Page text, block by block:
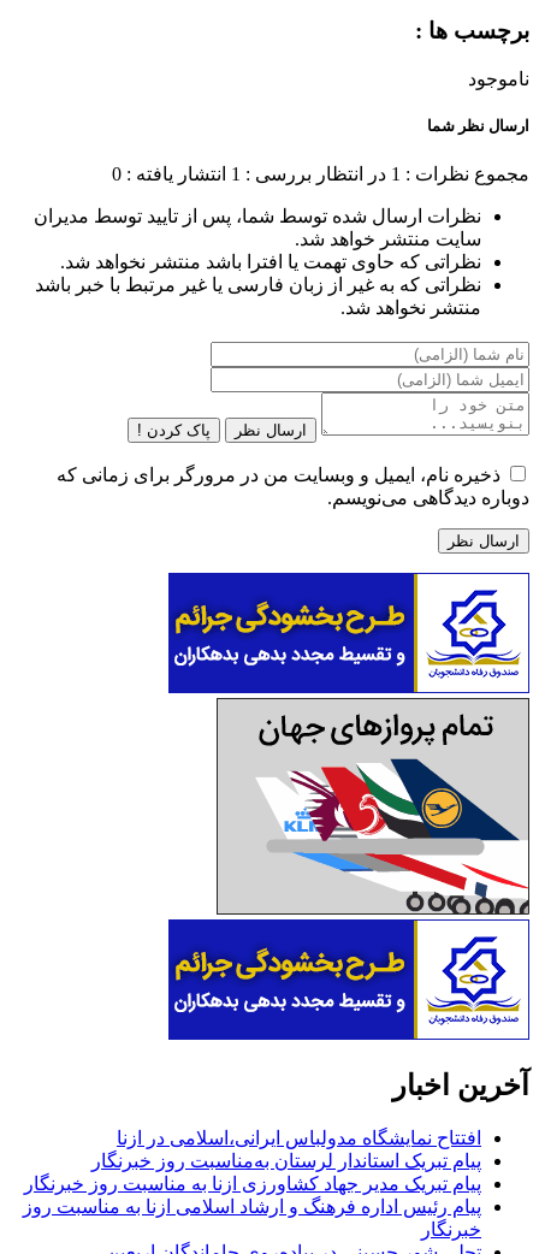
برچسب ها :
ناموجود
ارسال نظر شما
مجموع نظرات : 1 در انتظار بررسی : 1 انتشار یافته : 0
نظرات ارسال شده توسط شما، پس از تایید توسط مدیران
سایت منتشر خواهد شد.
نظراتی که حاوی تهمت یا افترا باشد منتشر نخواهد شد.
نظراتی که به غیر از زبان فارسی یا غیر مرتبط با خبر باشد
منتشر نخواهد شد.
ارسال نظر پاک کردن !
ذخیره نام، ایمیل و وبسایت من در مرورگر برای زمانی که
دوباره دیدگاهی می‌نویسم.
آخرین اخبار
افتتاح نمایشگاه مدولباس ایرانی،اسلامی در ازنا
پیام تبریک استاندار لرستان به‌مناسبت روز خبرنگار
پیام تبریک مدیر جهاد کشاورزی ازنا به مناسبت روز خبرنگار
پیام رئیس اداره فرهنگ و ارشاد اسلامی ازنا به مناسبت روز
خبرنگار